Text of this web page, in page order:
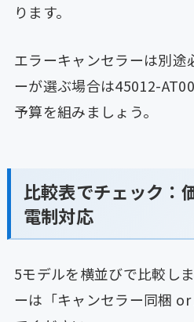
ります。
エラーキャンセラーは別途
ーが選ぶ場合は45012-
予算を組みましょう。
比較表でチェック：
電制対応
5モデルを横並びで比較し
ーは「キャンセラー同梱